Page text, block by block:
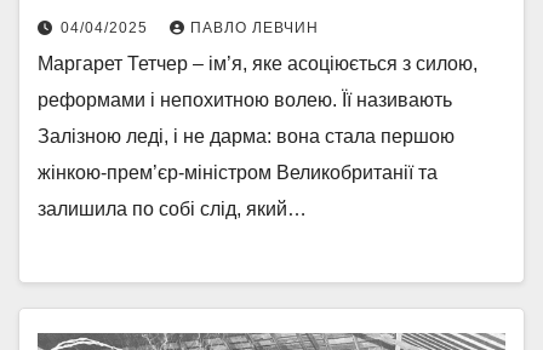
04/04/2025 ПАВЛО ЛЕВЧИН
Маргарет Тетчер – ім’я, яке асоціюється з силою,
реформами і непохитною волею. Її називають
Залізною леді, і не дарма: вона стала першою
жінкою-прем’єр-міністром Великобританії та
залишила по собі слід, який…